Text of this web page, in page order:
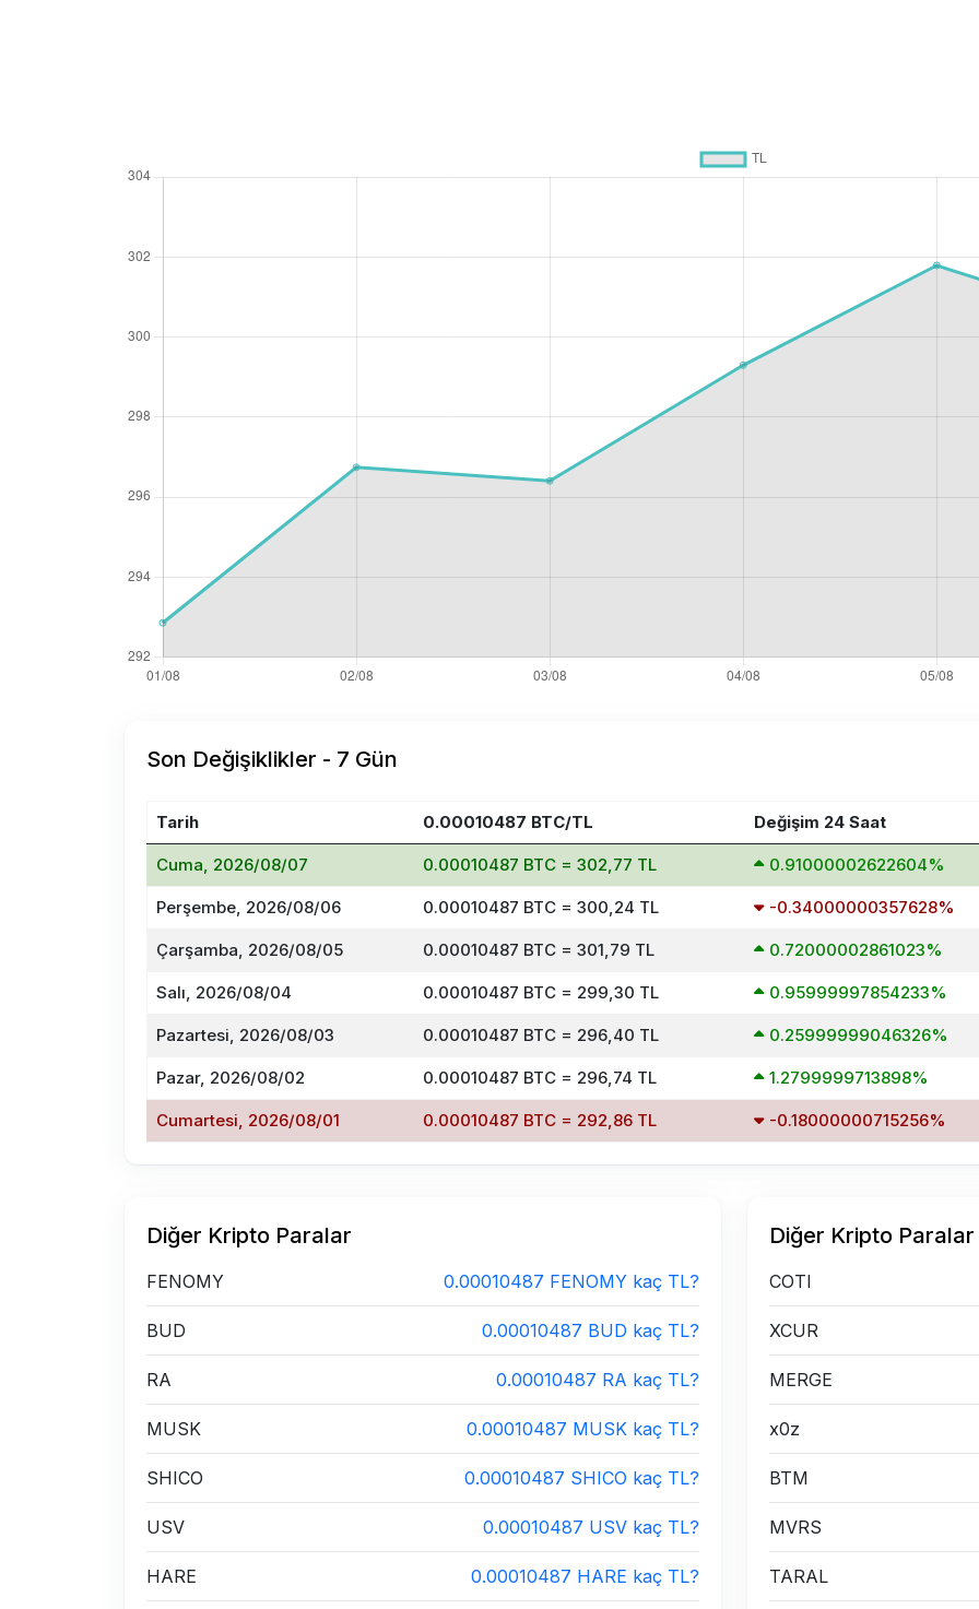
Son Değişiklikler - 7 Gün
Tarih 0.00010487 BTC/TL Değişim 24 Saat
Cuma, 2026/08/07 0.00010487 BTC = 302,77 TL 0.91000002622604%
Perşembe, 2026/08/06 0.00010487 BTC = 300,24 TL -0.34000000357628%
Çarşamba, 2026/08/05 0.00010487 BTC = 301,79 TL 0.72000002861023%
Salı, 2026/08/04 0.00010487 BTC = 299,30 TL 0.95999997854233%
Pazartesi, 2026/08/03 0.00010487 BTC = 296,40 TL 0.25999999046326%
Pazar, 2026/08/02 0.00010487 BTC = 296,74 TL 1.2799999713898%
Cumartesi, 2026/08/01 0.00010487 BTC = 292,86 TL -0.18000000715256%
Diğer Kripto Paralar
FENOMY 0.00010487 FENOMY kaç TL?
BUD 0.00010487 BUD kaç TL?
RA 0.00010487 RA kaç TL?
MUSK 0.00010487 MUSK kaç TL?
SHICO 0.00010487 SHICO kaç TL?
USV 0.00010487 USV kaç TL?
HARE 0.00010487 HARE kaç TL?
Diğer Kripto Paralar
COTI
XCUR
MERGE
x0z
BTM
MVRS
TARAL